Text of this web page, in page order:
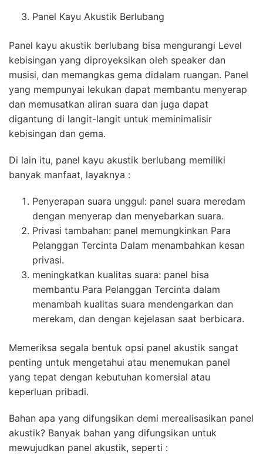
Panel Kayu Akustik Berlubang
Panel kayu akustik berlubang bisa mengurangi Level
kebisingan yang diproyeksikan oleh speaker dan
musisi, dan memangkas gema didalam ruangan. Panel
yang mempunyai lekukan dapat membantu menyerap
dan memusatkan aliran suara dan juga dapat
digantung di langit-langit untuk meminimalisir
kebisingan dan gema.
Di lain itu, panel kayu akustik berlubang memiliki
banyak manfaat, layaknya :
Penyerapan suara unggul: panel suara meredam
dengan menyerap dan menyebarkan suara.
Privasi tambahan: panel memungkinkan Para
Pelanggan Tercinta Dalam menambahkan kesan
privasi.
meningkatkan kualitas suara: panel bisa
membantu Para Pelanggan Tercinta dalam
menambah kualitas suara mendengarkan dan
merekam, dan dengan kejelasan saat berbicara.
Memeriksa segala bentuk opsi panel akustik sangat
penting untuk mengetahui atau menemukan panel
yang tepat dengan kebutuhan komersial atau
keperluan pribadi.
Bahan apa yang difungsikan demi merealisasikan panel
akustik? Banyak bahan yang difungsikan untuk
mewujudkan panel akustik, seperti :